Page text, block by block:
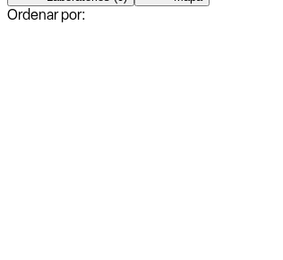
Ordenar por: